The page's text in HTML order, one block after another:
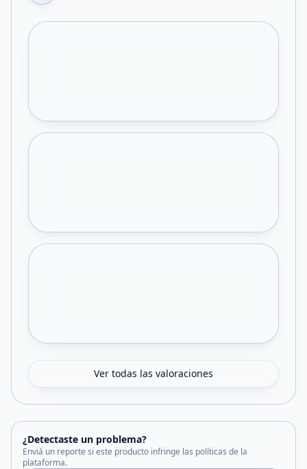
Ver todas las valoraciones
¿Detectaste un problema?
Enviá un reporte si este producto infringe las políticas de la
plataforma.